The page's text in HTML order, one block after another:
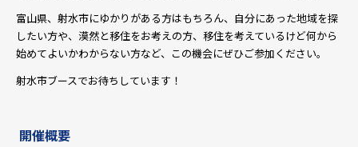
富山県、射水市にゆかりがある方はもちろん、自分にあった地域を探
したい方や、漠然と移住をお考えの方、移住を考えているけど何から
始めてよいかわからない方など、この機会にぜひご参加ください。
射水市ブースでお待ちしています！
開催概要